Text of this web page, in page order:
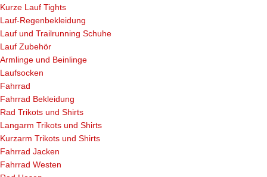
Kurze Lauf Tights
Lauf-Regenbekleidung
Lauf und Trailrunning Schuhe
Lauf Zubehör
Armlinge und Beinlinge
Laufsocken
Fahrrad
Fahrrad Bekleidung
Rad Trikots und Shirts
Langarm Trikots und Shirts
Kurzarm Trikots und Shirts
Fahrrad Jacken
Fahrrad Westen